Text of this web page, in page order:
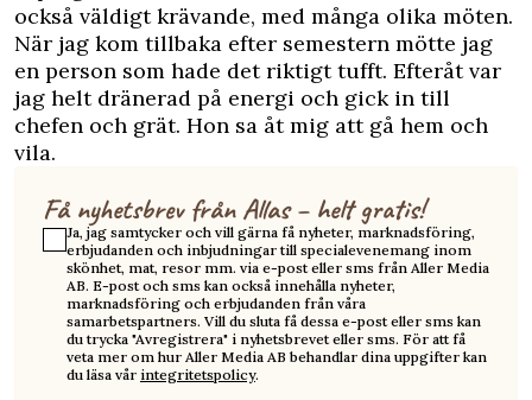
också väldigt krävande, med många olika möten.
När jag kom tillbaka efter semestern mötte jag
en person som hade det riktigt tufft. Efteråt var
jag helt dränerad på energi och gick in till
chefen och grät. Hon sa åt mig att gå hem och
vila.
Få nyhetsbrev från Allas – helt gratis!
Ja, jag samtycker och vill gärna få nyheter, marknadsföring,
erbjudanden och inbjudningar till specialevenemang inom
skönhet, mat, resor mm. via e-post eller sms från Aller Media
AB. E-post och sms kan också innehålla nyheter,
marknadsföring och erbjudanden från våra
samarbetspartners. Vill du sluta få dessa e-post eller sms kan
du trycka "Avregistrera" i nyhetsbrevet eller sms. För att få
veta mer om hur Aller Media AB behandlar dina uppgifter kan
du läsa vår integritetspolicy.